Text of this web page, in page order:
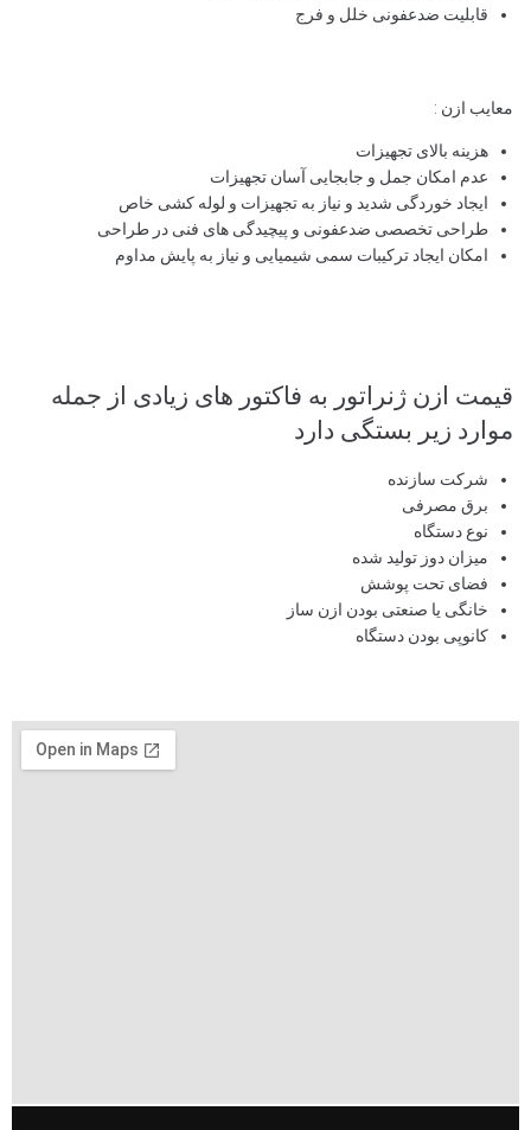
قابلیت ضدعفونی خلل و فرج
معایب ازن :
هزینه بالای تجهیزات
عدم امکان جمل و جابجایی آسان تجهیزات
ایجاد خوردگی شدید و نیاز به تجهیزات و لوله کشی خاص
طراحی تخصصی ضدعفونی و پیچیدگی های فنی در طراحی
امکان ایجاد ترکیبات سمی شیمیایی و نیاز به پایش مداوم
قیمت ازن ژنراتور به فاکتور های زیادی از جمله
موارد زیر بستگی دارد
شرکت سازنده
برق مصرفی
نوع دستگاه
میزان دوز تولید شده
فضای تحت پوشش
خانگی یا صنعتی بودن ازن ساز
کانوپی بودن دستگاه